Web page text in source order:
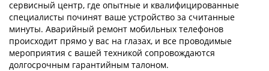
сервисный центр, где опытные и квалифицированные
специалисты починят ваше устройство за считанные
минуты. Аварийный ремонт мобильных телефонов
происходит прямо у вас на глазах, и все проводимые
мероприятия с вашей техникой сопровождаются
долгосрочным гарантийным талоном.